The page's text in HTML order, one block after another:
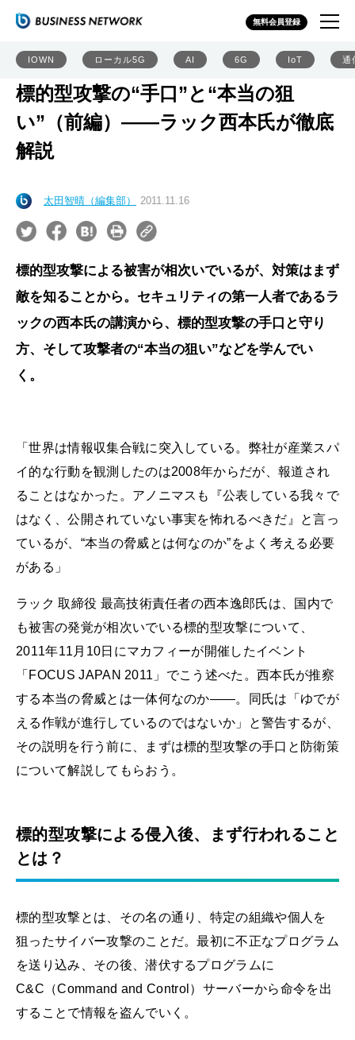
無料会員登録
IOWN ローカル5G AI 6G IoT 通
標的型攻撃の“手口”と“本当の狙
い”（前編）――ラック西本氏が徹底
解説
太田智晴（編集部） 2011.11.16
標的型攻撃による被害が相次いでいるが、対策はまず
敵を知ることから。セキュリティの第一人者であるラ
ックの西本氏の講演から、標的型攻撃の手口と守り
方、そして攻撃者の“本当の狙い”などを学んでい
く。
「世界は情報収集合戦に突入している。弊社が産業スパ
イ的な行動を観測したのは2008年からだが、報道され
ることはなかった。アノニマスも『公表している我々で
はなく、公開されていない事実を怖れるべきだ』と言っ
ているが、“本当の脅威とは何なのか”をよく考える必要
がある」
ラック 取締役 最高技術責任者の西本逸郎氏は、国内で
も被害の発覚が相次いでいる標的型攻撃について、
2011年11月10日にマカフィーが開催したイベント
「FOCUS JAPAN 2011」でこう述べた。西本氏が推察
する本当の脅威とは一体何なのか――。同氏は「ゆでが
える作戦が進行しているのではないか」と警告するが、
その説明を行う前に、まずは標的型攻撃の手口と防衛策
について解説してもらおう。
標的型攻撃による侵入後、まず行われること
とは？
標的型攻撃とは、その名の通り、特定の組織や個人を
狙ったサイバー攻撃のことだ。最初に不正なプログラム
を送り込み、その後、潜伏するプログラムに
C&C（Command and Control）サーバーから命令を出
することで情報を盗んでいく。